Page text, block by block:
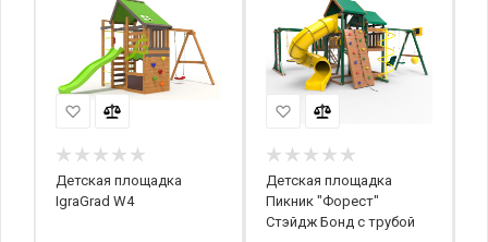
Детская площадка
IgraGrad W4
Детская площадка
Пикник "Форест"
Стэйдж Бонд с трубой